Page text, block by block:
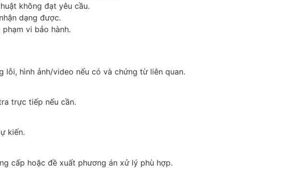
không đạt yêu cầu.
dạng được.
vi bảo hành.
lỗi, hình ảnh/video nếu có và chứng từ liên quan.
trực tiếp nếu cần.
kiến.
cấp hoặc đề xuất phương án xử lý phù hợp.